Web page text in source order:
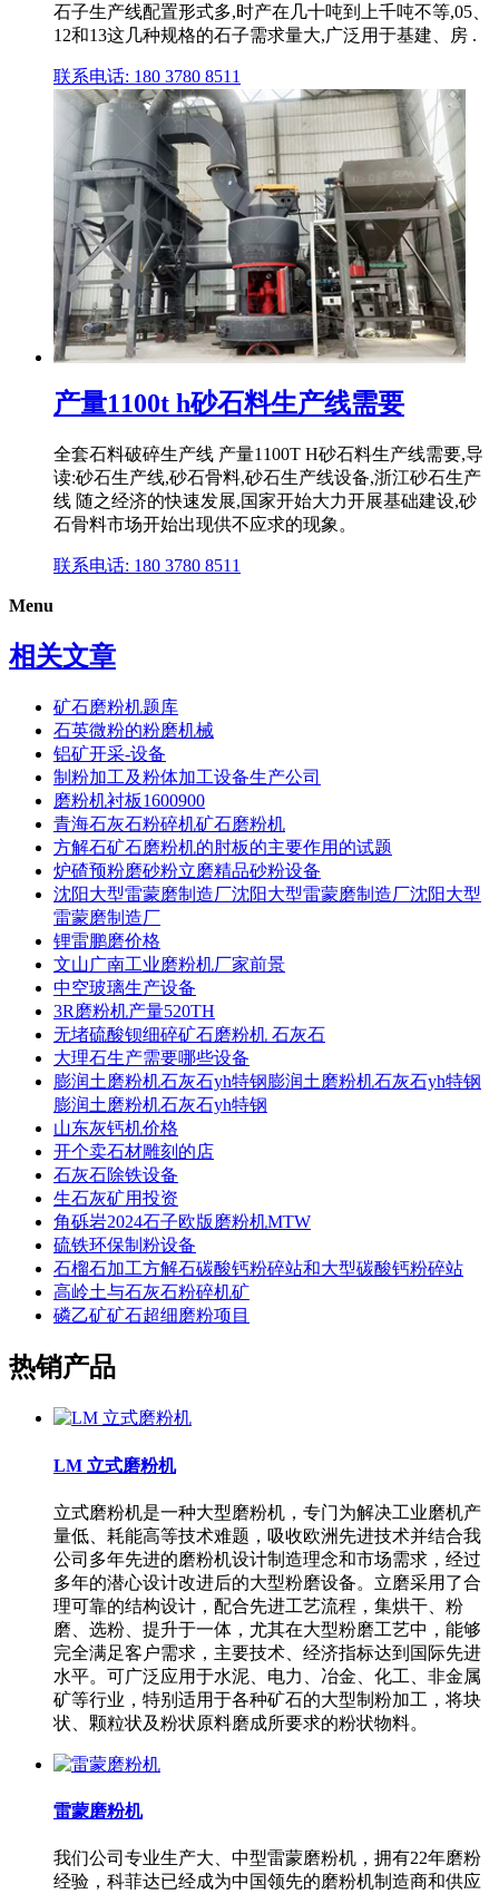
石子生产线配置形式多,时产在几十吨到上千吨不等,05、
12和13这几种规格的石子需求量大,广泛用于基建、房 .
联系电话: 180 3780 8511
产量1100t h砂石料生产线需要
全套石料破碎生产线 产量1100T H砂石料生产线需要,导
读:砂石生产线,砂石骨料,砂石生产线设备,浙江砂石生产
线 随之经济的快速发展,国家开始大力开展基础建设,砂
石骨料市场开始出现供不应求的现象。
联系电话: 180 3780 8511
Menu
相关文章
矿石磨粉机题库
石英微粉的粉磨机械
铝矿开采-设备
制粉加工及粉体加工设备生产公司
磨粉机衬板1600900
青海石灰石粉碎机矿石磨粉机
方解石矿石磨粉机的肘板的主要作用的试题
炉碴预粉磨砂粉立磨精品砂粉设备
沈阳大型雷蒙磨制造厂沈阳大型雷蒙磨制造厂沈阳大型
雷蒙磨制造厂
锂雷鹏磨价格
文山广南工业磨粉机厂家前景
中空玻璃生产设备
3R磨粉机产量520TH
无堵硫酸钡细碎矿石磨粉机 石灰石
大理石生产需要哪些设备
膨润土磨粉机石灰石yh特钢膨润土磨粉机石灰石yh特钢
膨润土磨粉机石灰石yh特钢
山东灰钙机价格
开个卖石材雕刻的店
石灰石除铁设备
生石灰矿用投资
角砾岩2024石子欧版磨粉机MTW
硫铁环保制粉设备
石榴石加工方解石碳酸钙粉碎站和大型碳酸钙粉碎站
高岭土与石灰石粉碎机矿
磷乙矿矿石超细磨粉项目
热销产品
LM 立式磨粉机
立式磨粉机是一种大型磨粉机，专门为解决工业磨机产
量低、耗能高等技术难题，吸收欧洲先进技术并结合我
公司多年先进的磨粉机设计制造理念和市场需求，经过
多年的潜心设计改进后的大型粉磨设备。立磨采用了合
理可靠的结构设计，配合先进工艺流程，集烘干、粉
磨、选粉、提升于一体，尤其在大型粉磨工艺中，能够
完全满足客户需求，主要技术、经济指标达到国际先进
水平。可广泛应用于水泥、电力、冶金、化工、非金属
矿等行业，特别适用于各种矿石的大型制粉加工，将块
状、颗粒状及粉状原料磨成所要求的粉状物料。
雷蒙磨粉机
我们公司专业生产大、中型雷蒙磨粉机，拥有22年磨粉
经验，科菲达已经成为中国领先的磨粉机制造商和供应